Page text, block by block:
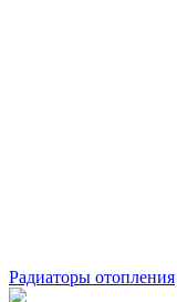
Радиаторы отопления